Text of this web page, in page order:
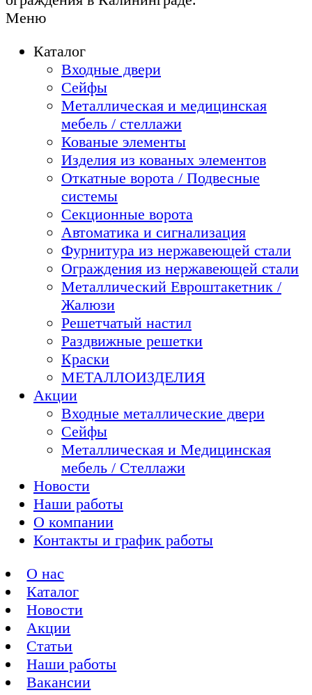
Меню
Каталог
Входные двери
Сейфы
Металлическая и медицинская
мебель / стеллажи
Кованые элементы
Изделия из кованых элементов
Откатные ворота / Подвесные
системы
Секционные ворота
Автоматика и сигнализация
Фурнитура из нержавеющей стали
Ограждения из нержавеющей стали
Металлический Евроштакетник /
Жалюзи
Решетчатый настил
Раздвижные решетки
Краски
МЕТАЛЛОИЗДЕЛИЯ
Акции
Входные металлические двери
Сейфы
Металлическая и Медицинская
мебель / Стеллажи
Новости
Наши работы
О компании
Контакты и график работы
О нас
Каталог
Новости
Акции
Статьи
Наши работы
Вакансии